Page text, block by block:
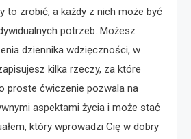
to zrobić, a każdy z nich może być
potrzeb. Możesz
dziennika wdzięczności, w
kilka rzeczy, za które
proste ćwiczenie pozwala na
aspektami życia i może stać
który wprowadzi Cię w dobry